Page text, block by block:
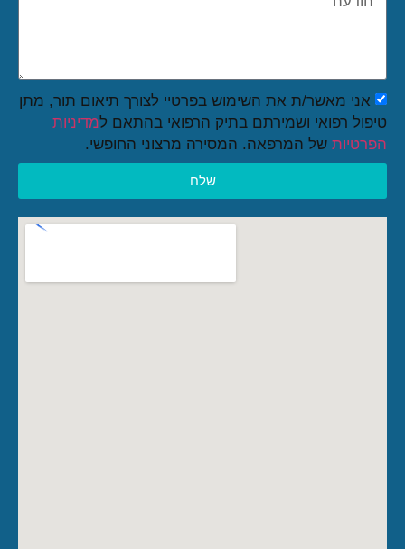
אני מאשר/ת את השימוש בפרטיי לצורך תיאום תור, מתן
טיפול רפואי ושמירתם בתיק הרפואי בהתאם למדיניות
הפרטיות של המרפאה. המסירה מרצוני החופשי.
שלח